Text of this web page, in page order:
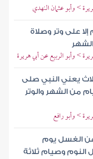
> وأبو عثمان النهدي
إلا على وتر وصلاة
> وأبو الربيع عن أبي هريرة
يعني النبي صلى
من الشهر والوتر
> وأبو رافع
الغسل يوم
النوم وصيام ثلاثة